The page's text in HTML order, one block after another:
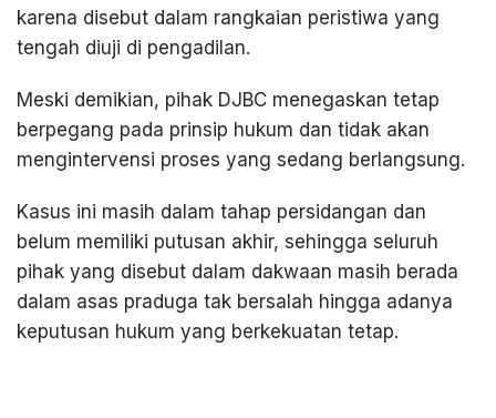
karena disebut dalam rangkaian peristiwa yang
tengah diuji di pengadilan.
Meski demikian, pihak DJBC menegaskan tetap
berpegang pada prinsip hukum dan tidak akan
mengintervensi proses yang sedang berlangsung.
Kasus ini masih dalam tahap persidangan dan
belum memiliki putusan akhir, sehingga seluruh
pihak yang disebut dalam dakwaan masih berada
dalam asas praduga tak bersalah hingga adanya
keputusan hukum yang berkekuatan tetap.